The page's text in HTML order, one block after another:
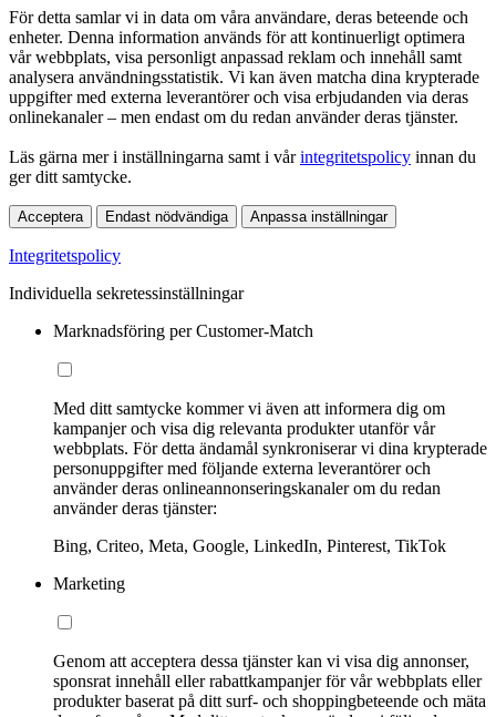
För detta samlar vi in data om våra användare, deras beteende och
enheter. Denna information används för att kontinuerligt optimera
vår webbplats, visa personligt anpassad reklam och innehåll samt
analysera användningsstatistik. Vi kan även matcha dina krypterade
uppgifter med externa leverantörer och visa erbjudanden via deras
onlinekanaler – men endast om du redan använder deras tjänster.
Läs gärna mer i inställningarna samt i vårintegritetspolicy innan du
ger ditt samtycke.
Acceptera Endast nödvändiga Anpassa inställningar
Integritetspolicy
Individuella sekretessinställningar
Marknadsföring per Customer-Match
Med ditt samtycke kommer vi även att informera dig om
kampanjer och visa dig relevanta produkter utanför vår
webbplats. För detta ändamål synkroniserar vi dina krypterade
personuppgifter med följande externa leverantörer och
använder deras onlineannonseringskanaler om du redan
använder deras tjänster:
Bing, Criteo, Meta, Google, LinkedIn, Pinterest, TikTok
Marketing
Genom att acceptera dessa tjänster kan vi visa dig annonser,
sponsrat innehåll eller rabattkampanjer för vår webbplats eller
produkter baserat på ditt surf- och shoppingbeteende och mäta